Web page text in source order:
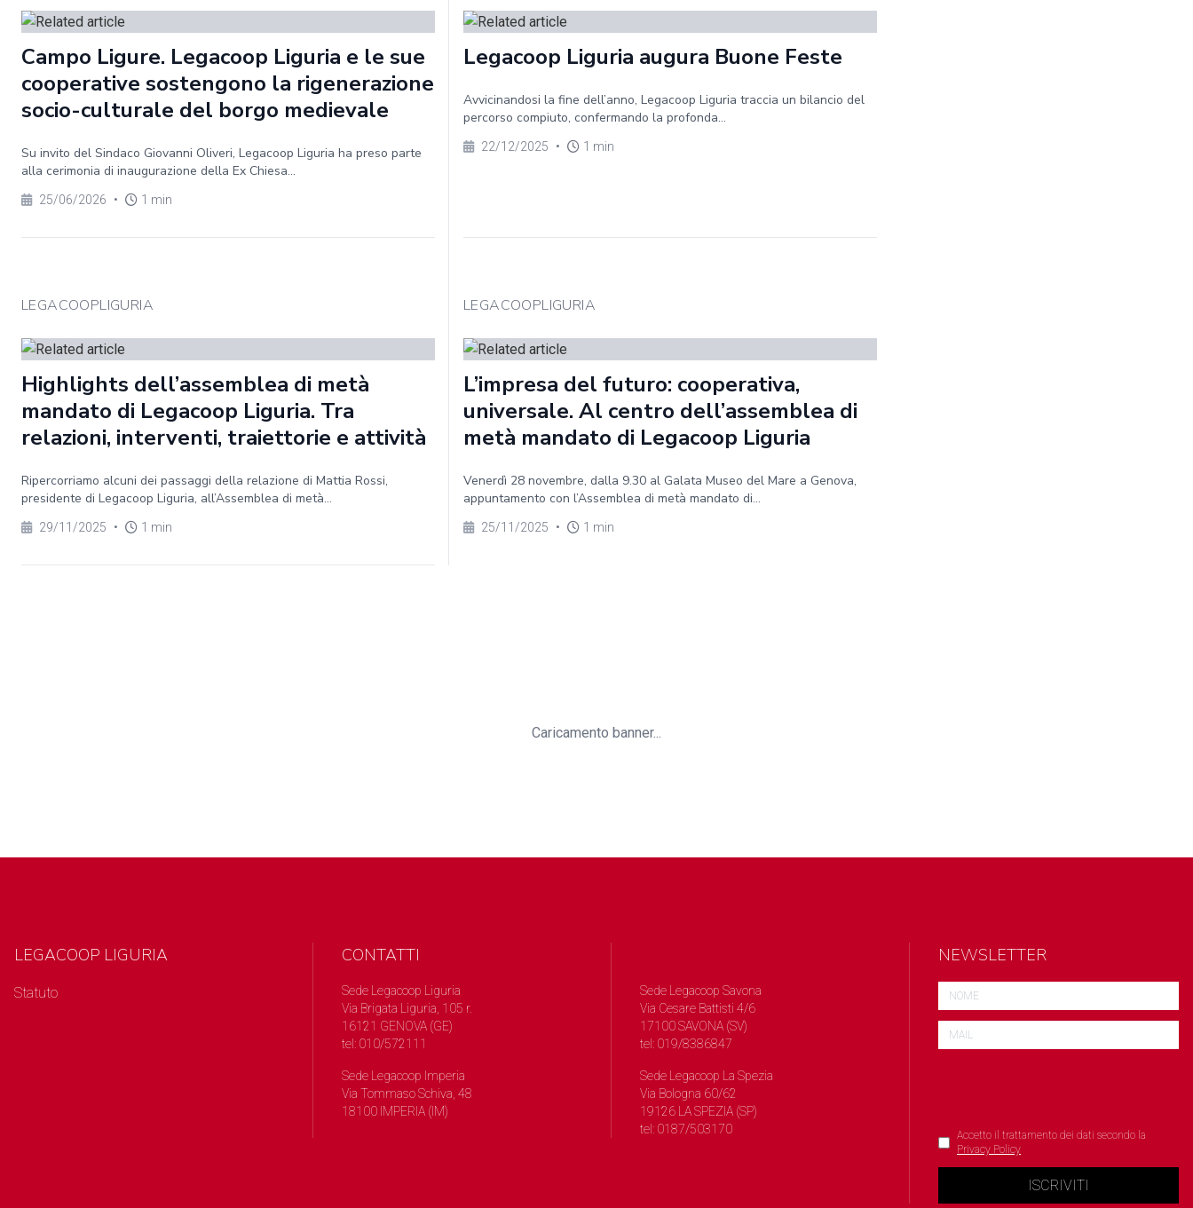
Campo Ligure. Legacoop Liguria e le sue
cooperative sostengono la rigenerazione
socio-culturale del borgo medievale
Su invito del Sindaco Giovanni Oliveri, Legacoop Liguria ha preso parte
alla cerimonia di inaugurazione della Ex Chiesa...
25/06/2026 • 1 min
Legacoop Liguria augura Buone Feste
Avvicinandosi la fine dell’anno, Legacoop Liguria traccia un bilancio del
percorso compiuto, confermando la profonda...
22/12/2025 • 1 min
LEGACOOPLIGURIA
Highlights dell’assemblea di metà
mandato di Legacoop Liguria. Tra
relazioni, interventi, traiettorie e attività
Ripercorriamo alcuni dei passaggi della relazione di Mattia Rossi,
presidente di Legacoop Liguria, all’Assemblea di metà...
29/11/2025 • 1 min
LEGACOOPLIGURIA
L’impresa del futuro: cooperativa,
universale. Al centro dell’assemblea di
metà mandato di Legacoop Liguria
Venerdì 28 novembre, dalla 9.30 al Galata Museo del Mare a Genova,
appuntamento con l’Assemblea di metà mandato di...
25/11/2025 • 1 min
Caricamento banner...
LEGACOOP LIGURIA
Statuto
CONTATTI
Sede Legacoop Liguria
Via Brigata Liguria, 105 r.
16121 GENOVA (GE)
tel: 010/572111
Sede Legacoop Imperia
Via Tommaso Schiva, 48
18100 IMPERIA (IM)
Sede Legacoop Savona
Via Cesare Battisti 4/6
17100 SAVONA (SV)
tel: 019/8386847
Sede Legacoop La Spezia
Via Bologna 60/62
19126 LA SPEZIA (SP)
tel: 0187/503170
NEWSLETTER
Accetto il trattamento dei dati secondo la
Privacy Policy
ISCRIVITI